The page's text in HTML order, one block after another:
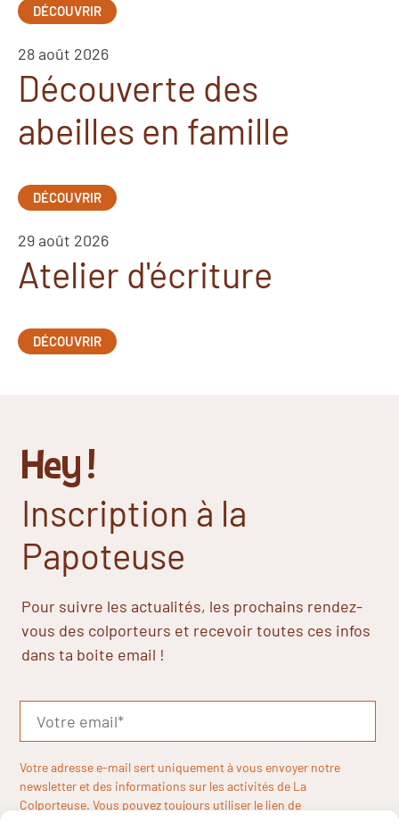
DÉCOUVRIR
28 août 2026
Découverte des
abeilles en famille
DÉCOUVRIR
29 août 2026
Atelier d'écriture
DÉCOUVRIR
Hey !
Inscription à la
Papoteuse
Pour suivre les actualités, les prochains rendez-
vous des colporteurs et recevoir toutes ces infos
dans ta boite email !
Votre adresse e-mail sert uniquement à vous envoyer notre
newsletter et des informations sur les activités de La
Colporteuse. Vous pouvez toujours utiliser le lien de